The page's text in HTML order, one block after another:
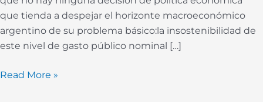
que tienda a despejar el horizonte macroeconómico
argentino de su problema básico:la insostenibilidad de
este nivel de gasto público nominal […]
Read More »